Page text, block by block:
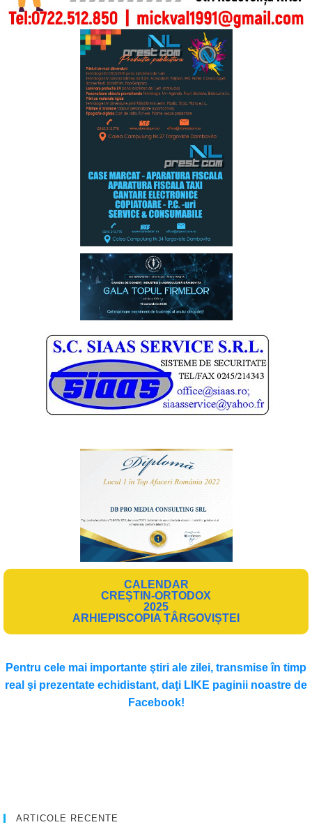
CALENDAR
CREȘTIN-ORTODOX
2025
ARHIEPISCOPIA TÂRGOVIȘTEI
Pentru cele mai importante ştiri ale zilei, transmise în timp
real şi prezentate echidistant, daţi LIKE paginii noastre de
Facebook!
ARTICOLE RECENTE